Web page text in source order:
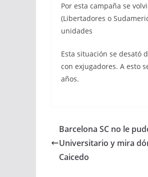
Por esta campaña se
(Libertadores o
unidades
Esta situación se desató
con exjugadores. A esto
años.
Barcelona SC no le
Universitario y mira
Caicedo